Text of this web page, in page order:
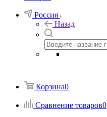
Россия
Назад
Корзина0
Сравнение товаров0